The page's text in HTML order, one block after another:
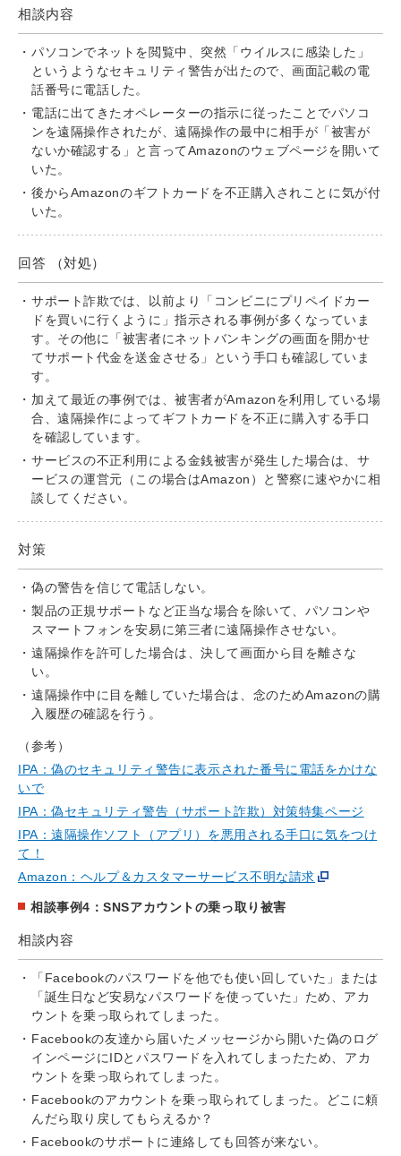
相談内容
パソコンでネットを閲覧中、突然「ウイルスに感染した」
というようなセキュリティ警告が出たので、画面記載の電
話番号に電話した。
電話に出てきたオペレーターの指示に従ったことでパソコ
ンを遠隔操作されたが、遠隔操作の最中に相手が「被害が
ないか確認する」と言ってAmazonのウェブページを開いて
いた。
後からAmazonのギフトカードを不正購入されことに気が付
いた。
回答 （対処）
サポート詐欺では、以前より「コンビニにプリペイドカー
ドを買いに行くように」指示される事例が多くなっていま
す。その他に「被害者にネットバンキングの画面を開かせ
てサポート代金を送金させる」という手口も確認していま
す。
加えて最近の事例では、被害者がAmazonを利用している場
合、遠隔操作によってギフトカードを不正に購入する手口
を確認しています。
サービスの不正利用による金銭被害が発生した場合は、サ
ービスの運営元（この場合はAmazon）と警察に速やかに相
談してください。
対策
偽の警告を信じて電話しない。
製品の正規サポートなど正当な場合を除いて、パソコンや
スマートフォンを安易に第三者に遠隔操作させない。
遠隔操作を許可した場合は、決して画面から目を離さな
い。
遠隔操作中に目を離していた場合は、念のためAmazonの購
入履歴の確認を行う。
（参考）
IPA：偽のセキュリティ警告に表示された番号に電話をかけな
いで
IPA：偽セキュリティ警告（サポート詐欺）対策特集ページ
IPA：遠隔操作ソフト（アプリ）を悪用される手口に気をつけ
て！
Amazon：ヘルプ＆カスタマーサービス不明な請求
相談事例4：SNSアカウントの乗っ取り被害
相談内容
「Facebookのパスワードを他でも使い回していた」または
「誕生日など安易なパスワードを使っていた」ため、アカ
ウントを乗っ取られてしまった。
Facebookの友達から届いたメッセージから開いた偽のログ
インページにIDとパスワードを入れてしまったため、アカ
ウントを乗っ取られてしまった。
Facebookのアカウントを乗っ取られてしまった。どこに頼
んだら取り戻してもらえるか？
Facebookのサポートに連絡しても回答が来ない。